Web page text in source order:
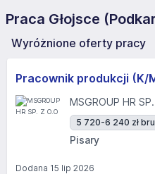
Praca Głojsce
Wyróżnione oferty pracy
MSGROUP HR
5 720-6 240 zł
Pisary
Dodana 15 lip 2026